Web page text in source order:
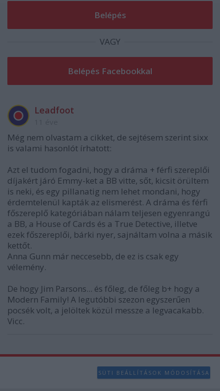
VAGY
Leadfoot
Még nem olvastam a cikket, de sejtésem szerint sixx
is valami hasonlót írhatott:
Azt el tudom fogadni, hogy a dráma + férfi szereplői
díjakért járó Emmy-ket a BB vitte, sőt, kicsit örültem
is neki, és egy pillanatig nem lehet mondani, hogy
érdemtelenül kapták az elismerést. A dráma és férfi
főszereplő kategóriában nálam teljesen egyenrangú
a BB, a House of Cards és a True Detective, illetve
ezek főszereplői, bárki nyer, sajnáltam volna a másik
kettőt.
Anna Gunn már neccesebb, de ez is csak egy
vélemény.
De hogy Jim Parsons... és főleg, de főleg b+ hogy a
Modern Family! A legutóbbi szezon egyszerűen
pocsék volt, a jelöltek közül messze a legvacakabb.
Vicc.
SÜTI BEÁLLÍTÁSOK MÓDOSÍTÁSA